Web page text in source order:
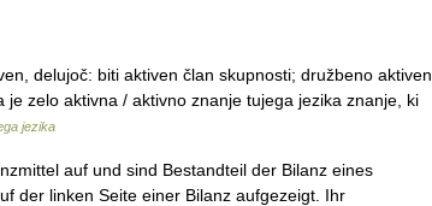
delujoč: biti aktiven član skupnosti; družbeno aktiven
zelo aktivna / aktivno znanje tujega jezika znanje, ki
jezika
auf und sind Bestandteil der Bilanz eines
der linken Seite einer Bilanz aufgezeigt. Ihr